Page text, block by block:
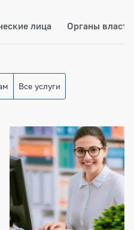
лица Органы власти
Все услуги
услуг